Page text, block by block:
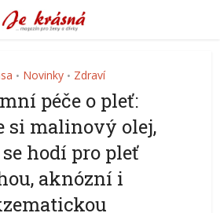
• Novinky • Zdraví
péče o pleť:
si malinový olej,
hodí pro pleť
aknózní i